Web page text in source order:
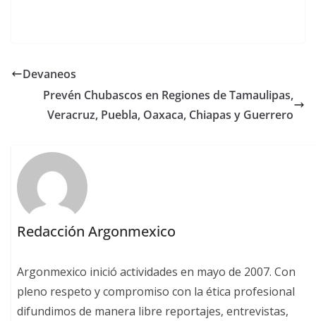
Devaneos
Prevén Chubascos en Regiones de Tamaulipas,
Veracruz, Puebla, Oaxaca, Chiapas y Guerrero
Redacción Argonmexico
Argonmexico inició actividades en mayo de 2007. Con
pleno respeto y compromiso con la ética profesional
difundimos de manera libre reportajes, entrevistas,